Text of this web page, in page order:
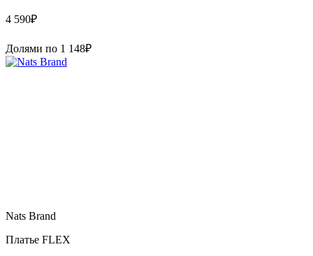
4 590₽
Долями по 1 148₽
Nats Brand
Платье FLEX